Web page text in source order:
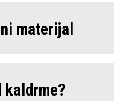
materijal
kaldrme?